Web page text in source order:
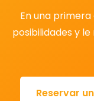
En una
posibilidades y
Reservar